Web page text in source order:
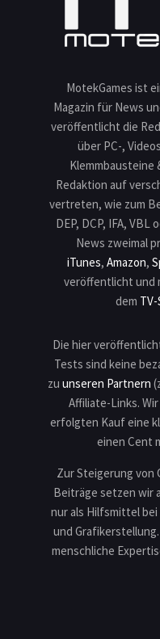
MotekGames ist
Magazin für News
veröffentlicht die
über PC-,
Klemmbausteine
Redaktion auf
vertreten, wie zum
DEP, DCP, IFA,
News zweimal
iTunes, Amazon,
veröffentlicht und
dem
Die hier
Tests sind keine
zu unseren Partnern
Affiliate-Links.
erfolgten Kauf eine
einen Cent
Zur Steigerung von
Beiträge setzen wir
nur als Hilfsmittel
und
menschliche